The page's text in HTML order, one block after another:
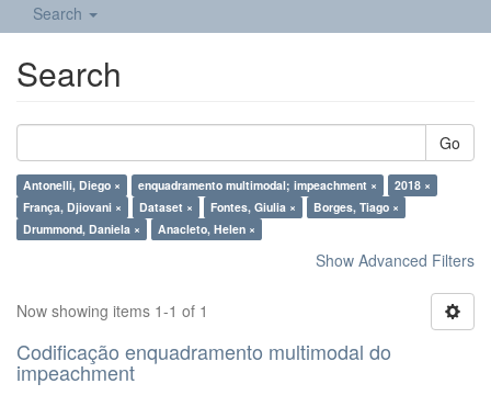
Search
Search
Go
Antonelli, Diego × enquadramento multimodal; impeachment ×
2018 ×
França, Djiovani ×
Dataset × Fontes, Giulia ×
Borges, Tiago ×
Drummond, Daniela ×
Anacleto, Helen ×
Show Advanced Filters
Now showing items 1-1 of 1
Codificação enquadramento multimodal do
impeachment